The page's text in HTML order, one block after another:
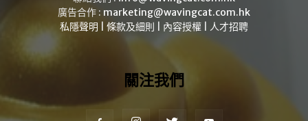
廣告合作 : marketing@wavingcat.com.hk
私隱聲明
條款及細則 內容授權 人才招聘
關注我們